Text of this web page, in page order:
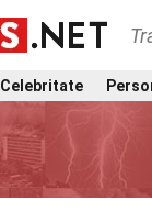
Celebritate